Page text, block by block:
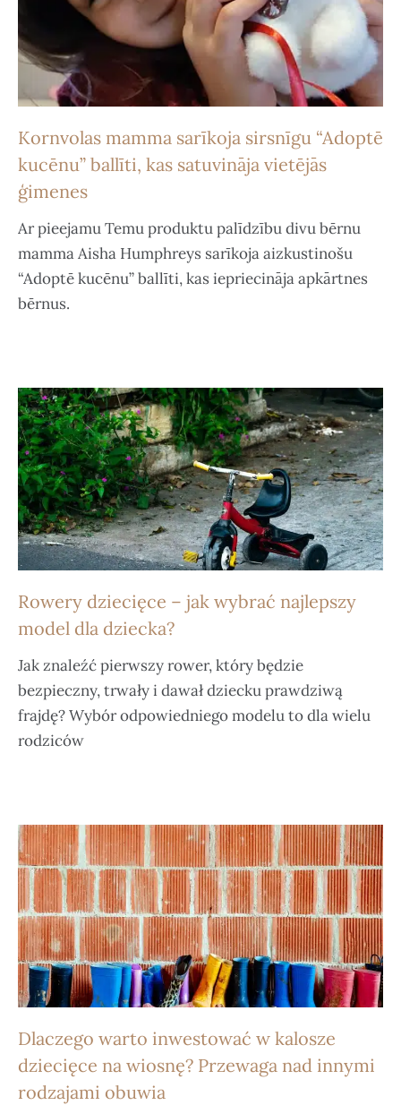
Kornvolas mamma sarīkoja sirsnīgu “Adoptē
kucēnu” ballīti, kas satuvināja vietējās
ģimenes
Ar pieejamu Temu produktu palīdzību divu bērnu
mamma Aisha Humphreys sarīkoja aizkustinošu
“Adoptē kucēnu” ballīti, kas iepriecināja apkārtnes
bērnus.
Rowery dziecięce – jak wybrać najlepszy
model dla dziecka?
Jak znaleźć pierwszy rower, który będzie
bezpieczny, trwały i dawał dziecku prawdziwą
frajdę? Wybór odpowiedniego modelu to dla wielu
rodziców
Dlaczego warto inwestować w kalosze
dziecięce na wiosnę? Przewaga nad innymi
rodzajami obuwia